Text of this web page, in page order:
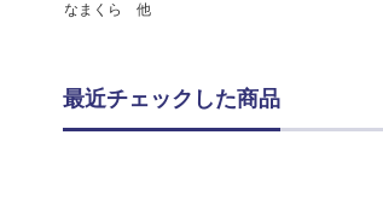
なまくら 他
最近チェックした商品